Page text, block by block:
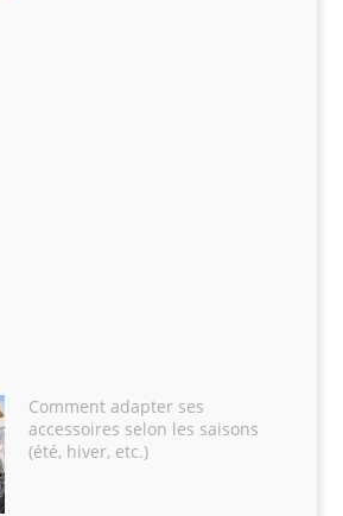
Comment adapter ses
accessoires selon les saisons
(été, hiver, etc.)